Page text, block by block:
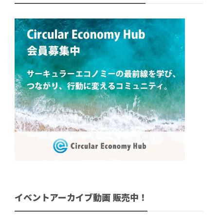
イベントアーカイブ動画 販売中！